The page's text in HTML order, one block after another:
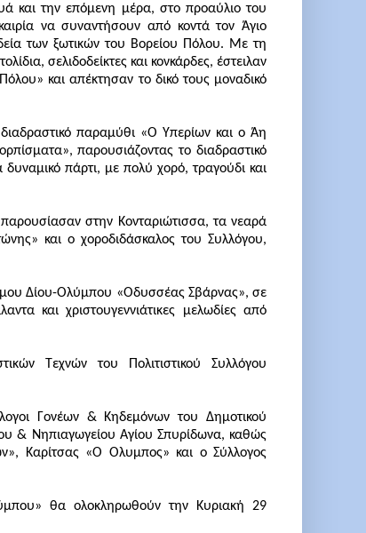
και την επόμενη μέρα, στο προαύλιο του
να συναντήσουν από κοντά τον Άγιο
των ξωτικών του Βορείου Πόλου. Με τη
σελιδοδείκτες και κονκάρδες, έστειλαν
και απέκτησαν το δικό τους μοναδικό
παραμύθι «Ο Υπερίων και ο Άη
παρουσιάζοντας το διαδραστικό
πάρτι, με πολύ χορό, τραγούδι και
στην Κονταριώτισσα, τα νεαρά
και ο χοροδιδάσκαλος του Συλλόγου,
Δίου-Ολύμπου «Οδυσσέας Σβάρνας», σε
και χριστουγεννιάτικες μελωδίες από
Τεχνών του Πολιτιστικού Συλλόγου
Γονέων & Κηδεμόνων του Δημοτικού
& Νηπιαγωγείου Αγίου Σπυρίδωνα, καθώς
Καρίτσας «Ο Όλυμπος» και ο Σύλλογος
θα ολοκληρωθούν την Κυριακή 29